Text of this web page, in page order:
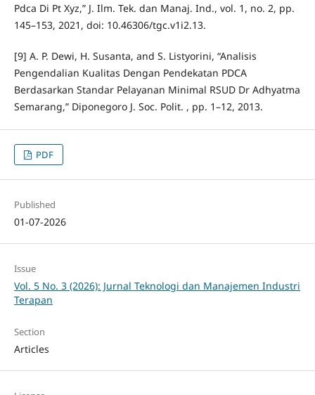
Pdca Di Pt Xyz,” J. Ilm. Tek. dan Manaj. Ind., vol. 1, no. 2, pp.
145–153, 2021, doi: 10.46306/tgc.v1i2.13.
[9] A. P. Dewi, H. Susanta, and S. Listyorini, “Analisis
Pengendalian Kualitas Dengan Pendekatan PDCA
Berdasarkan Standar Pelayanan Minimal RSUD Dr Adhyatma
Semarang,” Diponegoro J. Soc. Polit. , pp. 1–12, 2013.
PDF
Published
01-07-2026
Issue
Vol. 5 No. 3 (2026): Jurnal Teknologi dan Manajemen Industri
Terapan
Section
Articles